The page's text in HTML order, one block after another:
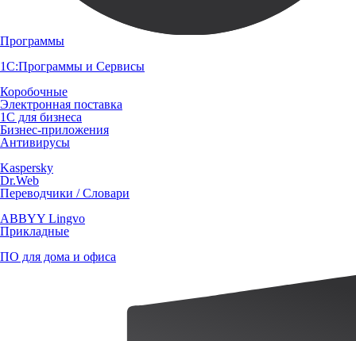
Программы
1С:Программы и Сервисы
Коробочные
Электронная поставка
1С для бизнеса
Бизнес-приложения
Антивирусы
Kaspersky
Dr.Web
Переводчики / Словари
ABBYY Lingvo
Прикладные
ПО для дома и офиса